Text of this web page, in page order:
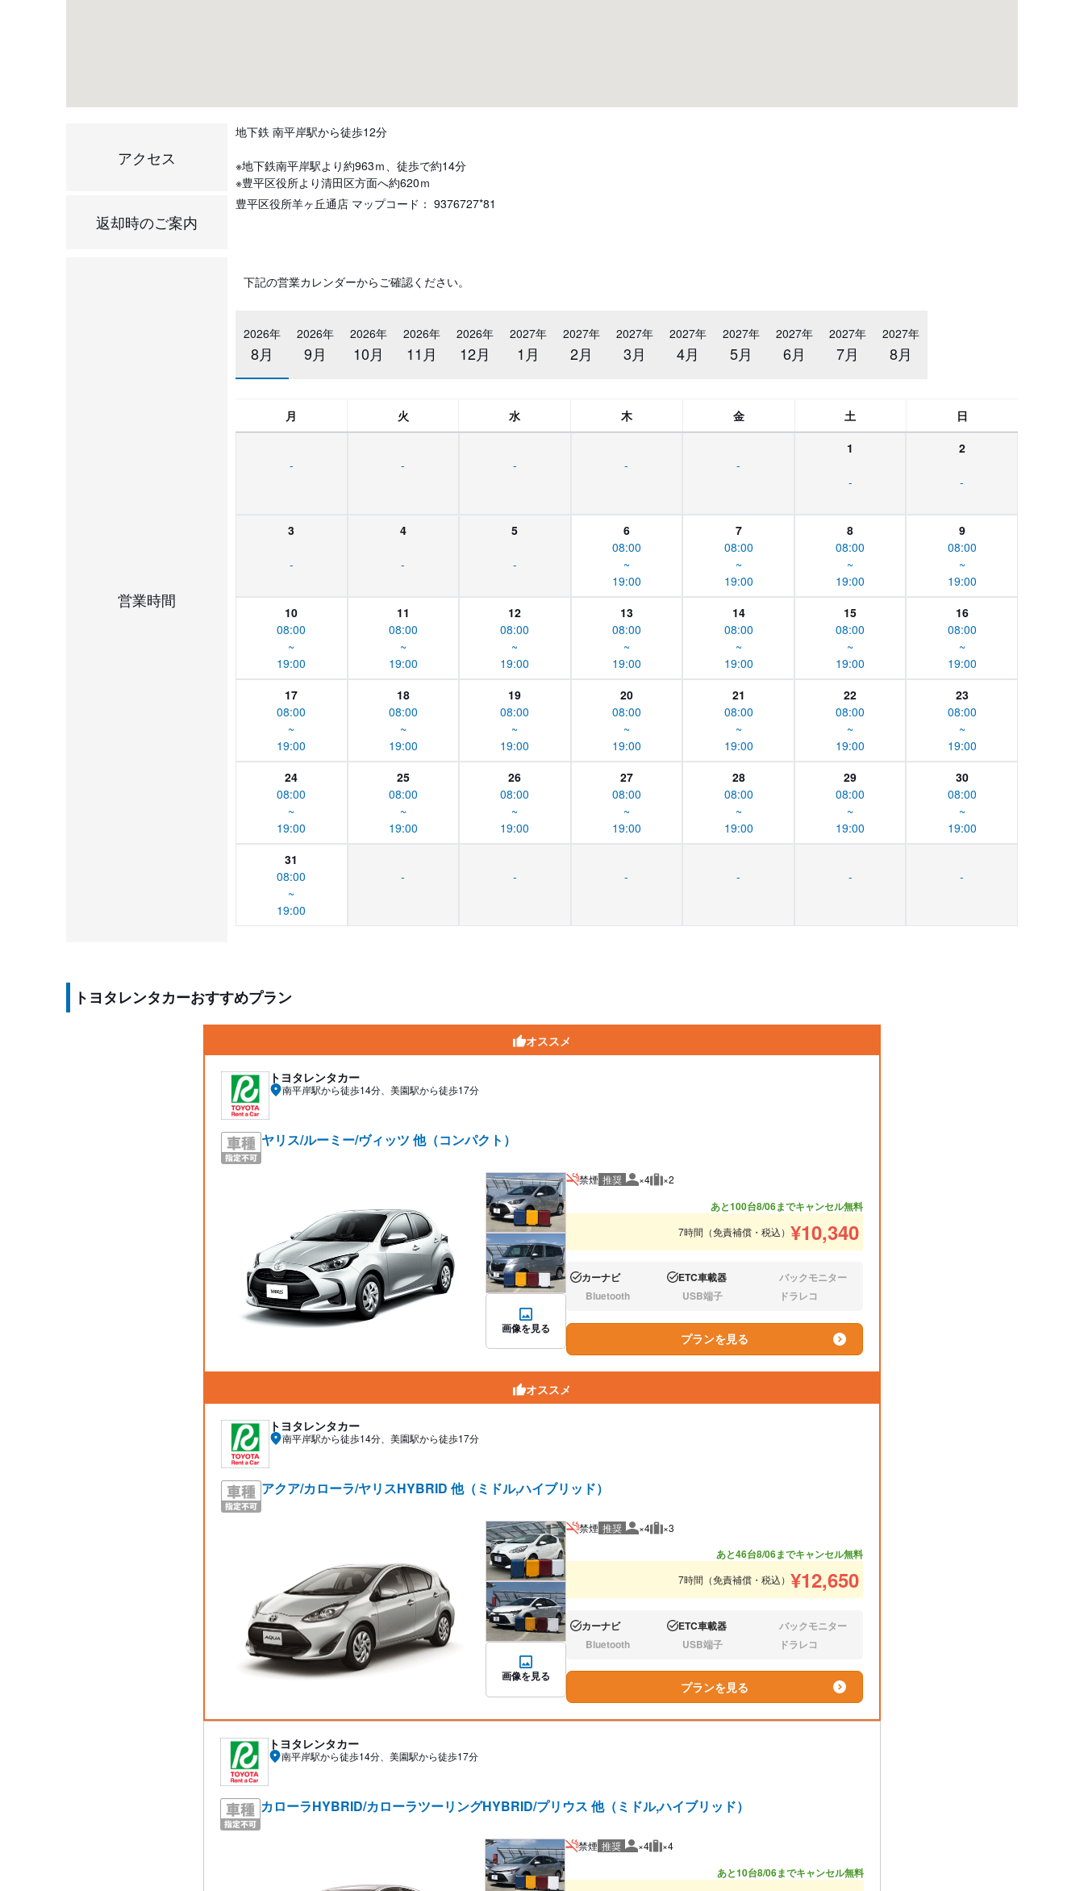
アクセス
地下鉄 南平岸駅から徒歩12分
※地下鉄南平岸駅より約963ｍ、徒歩で約14分
※豊平区役所より清田区方面へ約620ｍ
返却時のご案内
豊平区役所羊ヶ丘通店 マップコード： 9376727*81
営業時間
下記の営業カレンダーからご確認ください。
2026年
8月
2026年
9月
2026年
10月
2026年
11月
2026年
12月
2027年
1月
2027年
2月
2027年
3月
2027年
4月
2027年
5月
2027年
6月
2027年
7月
2027年
8月
月 火 水 木 金 土 日
- - - - -
1
-
2
-
3
-
4
-
5
-
6
08:00
~
19:00
7
08:00
~
19:00
8
08:00
~
19:00
9
08:00
~
19:00
10
08:00
~
19:00
11
08:00
~
19:00
12
08:00
~
19:00
13
08:00
~
19:00
14
08:00
~
19:00
15
08:00
~
19:00
16
08:00
~
19:00
17
08:00
~
19:00
18
08:00
~
19:00
19
08:00
~
19:00
20
08:00
~
19:00
21
08:00
~
19:00
22
08:00
~
19:00
23
08:00
~
19:00
24
08:00
~
19:00
25
08:00
~
19:00
26
08:00
~
19:00
27
08:00
~
19:00
28
08:00
~
19:00
29
08:00
~
19:00
30
08:00
~
19:00
31
08:00
~
19:00
- - - - - -
トヨタレンタカーおすすめプラン
オススメ
トヨタレンタカー
南平岸駅から徒歩14分、美園駅から徒歩17分
ヤリス/ルーミー/ヴィッツ 他（コンパクト）
画像を見る
禁煙 推奨 推奨人数
×4 推奨荷物
×2
あと100台8/06までキャンセル無料
7時間（免責補償・税込） ¥10,340
あり:カーナビ あり:ETC車載器 なし:バックモニター
なし:Bluetooth なし:USB端子 なし:ドラレコ
プランを見る
オススメ
トヨタレンタカー
南平岸駅から徒歩14分、美園駅から徒歩17分
アクア/カローラ/ヤリスHYBRID 他（ミドル,ハイブリッド）
画像を見る
禁煙 推奨 推奨人数
×4 推奨荷物
×3
あと46台8/06までキャンセル無料
7時間（免責補償・税込） ¥12,650
あり:カーナビ あり:ETC車載器 なし:バックモニター
なし:Bluetooth なし:USB端子 なし:ドラレコ
プランを見る
トヨタレンタカー
南平岸駅から徒歩14分、美園駅から徒歩17分
カローラHYBRID/カローラツーリングHYBRID/プリウス 他（ミドル,ハイブリッド）
禁煙 推奨 推奨人数
×4 推奨荷物
×4
あと10台8/06までキャンセル無料